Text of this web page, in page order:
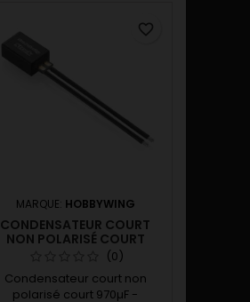
MARQUE: HOBBYWING
CONDENSATEUR COURT
NON POLARISÉ COURT
970ΜF - HOBBYWING
(0)
Condensateur court non
polarisé court 970µF -
favorite_border